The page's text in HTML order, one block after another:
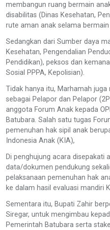
membangun ruang bermain
disabilitas (Dinas Kesehatan,
rute aman anak selama
Sedangkan dari Sumber daya
Kesehatan, Pengendalian
Pendidikan), peksos dan
Sosial PPPA, Kepolisian).
Tidak hanya itu, Marhamah
sebagai Pelapor dan Pelapor
anggota Forum Anak kepada
Batubara. Salah satu tugas
pemenuhan hak sipil anak
Indonesia Anak (KIA),
Di penghujung acara disepakati
data/dokumen pendukung
pelaksanaan pemenuhan hak
ke dalam hasil evaluasi mandiri
Sementara itu, Bupati Zahir
Siregar, untuk mengimbau
Pemerintah Batubara serta